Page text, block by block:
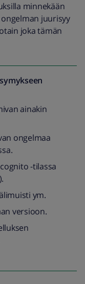
minnekään
juurisyy
joka tämän
ainakin
ongelmaa
-tilassa
ym.
versioon.